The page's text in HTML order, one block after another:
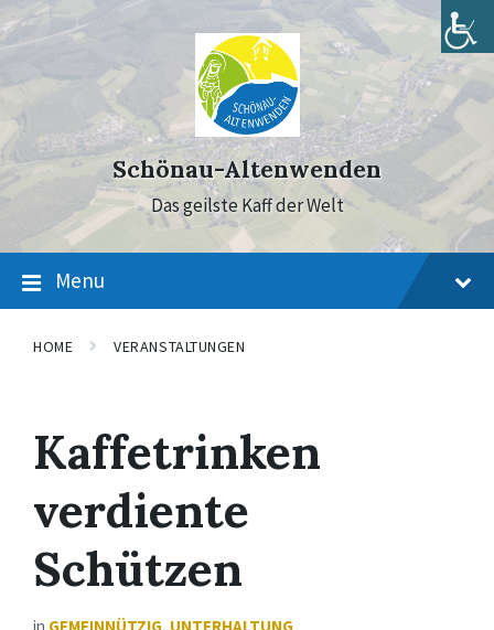
to
content
to
main
navigation
to
footer
Schönau-Altenwenden
Das geilste Kaff der Welt
Menu
HOME VERANSTALTUNGEN
Kaffetrinken
verdiente
Schützen